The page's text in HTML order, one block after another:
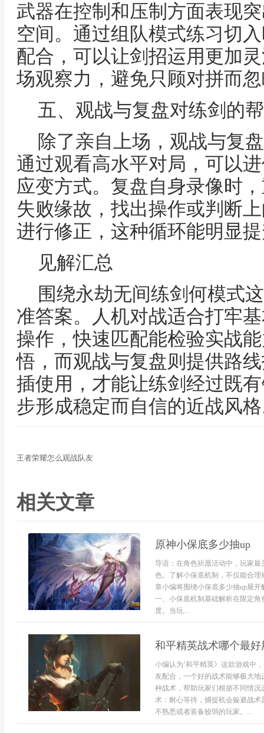
武器在控制和压制方面表现
空间。通过组队模式练习切
配合，可以让剑招运用更加
场观察力，避免只顾对拼而
五、观战与复盘对练剑的
除了亲自上场，观战与复
通过观看高水平对局，可以
应变方式。复盘自身录像时
失败缘故，找出操作或判断
进行修正，这种循环能明显
见解汇总
围绕永劫无间练剑何模式
准答案。人机对战适合打牢
操作，快速匹配能检验实战
悟，而观战与复盘则提供路
插使用，才能让练剑经过既
步形成稳定而自信的近战风
王者荣耀怎么观战队友
相关文章
原神小保底多少抽up
导语：在角色祈愿活动中，玩家
色。了解小保底机制，不仅能合
章小编将围绕小保底多少抽up展
一、小保底机制基础解析在限定
度。当玩...
和平精英战术哪个最
小编认为‘和平精英》这款游戏中
友配合，一个好的战术能够极大
种战术，帮助玩家们根据不同情
术：耐心等待，捕捉机会躲避战
不熟悉或者装备较弱的玩家。...